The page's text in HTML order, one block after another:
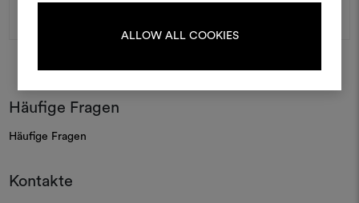
ALLOW ALL COOKIES
Häufige Fragen
Häufige Fragen
Kontakte